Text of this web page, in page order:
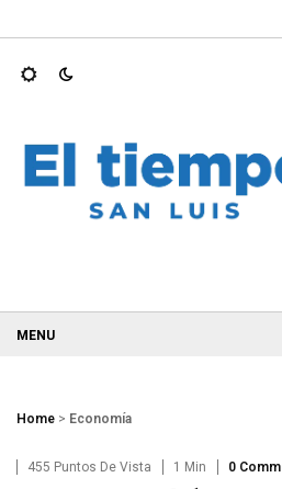
Home > Economía
455 Puntos De Vista 1 Min 0